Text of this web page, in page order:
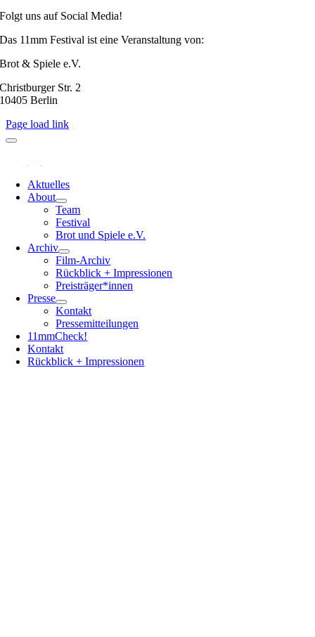
Folgt uns auf Social Media!
Das 11mm Festival ist eine Veranstaltung von:
Brot & Spiele e.V.
Christburger Str. 2
10405 Berlin
Page load link
Aktuelles
About
Team
Festival
Brot und Spiele e.V.
Archiv
Film-Archiv
Rückblick + Impressionen
Preisträger*innen
Presse
Kontakt
Pressemitteilungen
11mmCheck!
Kontakt
Rückblick + Impressionen